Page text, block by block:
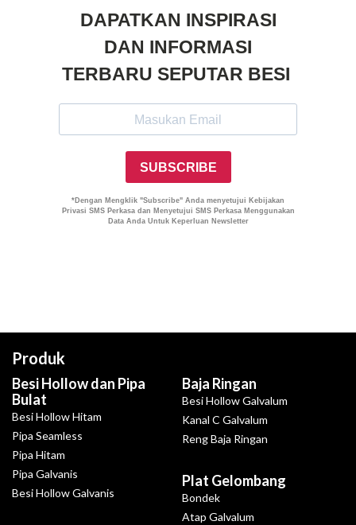
Produk
Besi Hollow dan Pipa
Bulat
Besi Hollow Hitam
Pipa Seamless
Pipa Hitam
Pipa Galvanis
Besi Hollow Galvanis
Baja Ringan
Besi Hollow Galvalum
Kanal C Galvalum
Reng Baja Ringan
Plat Gelombang
Bondek
Atap Galvalum